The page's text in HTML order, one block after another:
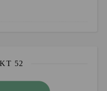
52